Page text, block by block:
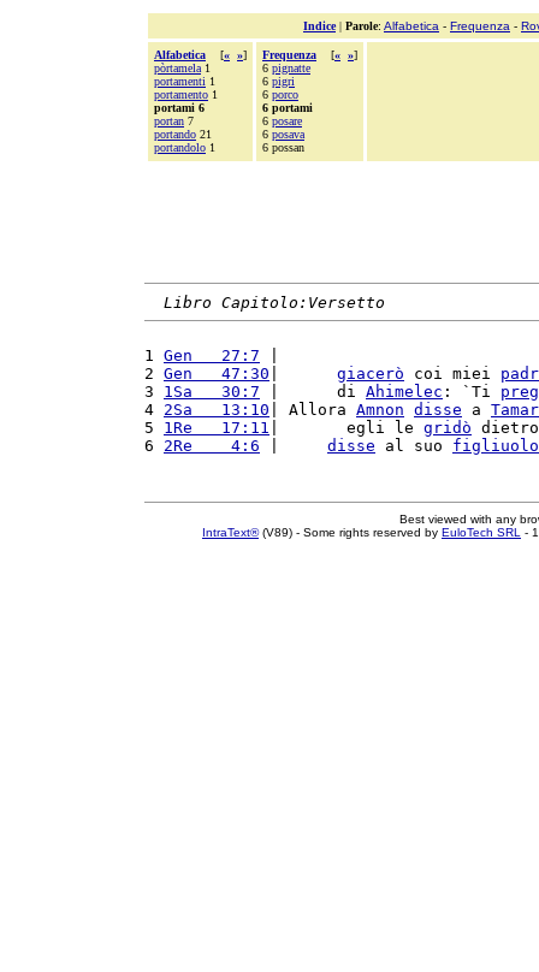
Indice| Parole: Alfabetica - Frequenza -
Alfabetica [« »]
pòrtamela 1
portamenti 1
portamento 1
portami 6
portan 7
portando 21
portandolo 1
Frequenza [« »]
6 pignatte
6 pigri
6 porco
6 portami
6 posare
6 posava
6 possan
Libro Capitolo:Versetto
1 Gen   27:7
2 Gen   47:30 giacerò coi miei
3 1Sa   30:7 |      di Ahimelec : `Ti
4 2Sa   13:10 | Allora Amnon disse a Tamar
5 1Re   17:11 |       egli le gridò
6 2Re    4:6 disse al suo figliuolo
Best viewed with any
IntraText®(V89) - Some rights reserved by EuloTech SRL -